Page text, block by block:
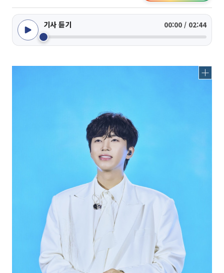
기사 듣기 00:00 / 02:44